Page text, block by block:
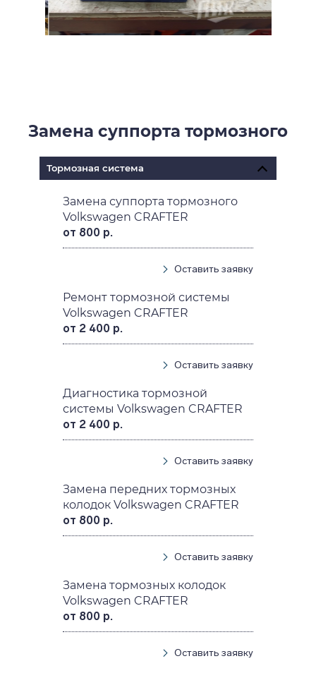
Замена суппорта тормозного
Тормозная система
Замена суппорта тормозного
Volkswagen CRAFTER
от 800 р.
Оставить заявку
Ремонт тормозной системы
Volkswagen CRAFTER
от 2 400 р.
Оставить заявку
Диагностика тормозной
системы Volkswagen CRAFTER
от 2 400 р.
Оставить заявку
Замена передних тормозных
колодок Volkswagen CRAFTER
от 800 р.
Оставить заявку
Замена тормозных колодок
Volkswagen CRAFTER
от 800 р.
Оставить заявку